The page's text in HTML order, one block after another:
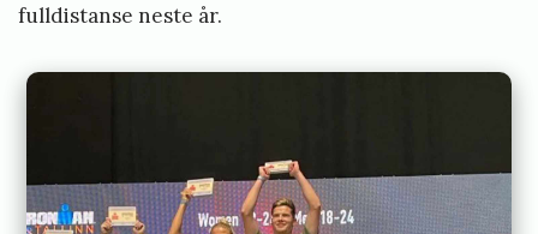
fulldistanse neste år.